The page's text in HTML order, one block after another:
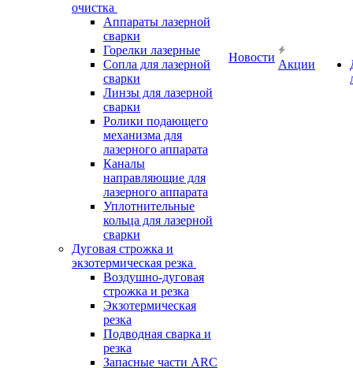
очистка
Аппараты лазерной
сварки
Горелки лазерные
Сопла для лазерной
сварки
Линзы для лазерной
сварки
Ролики подающего
механизма для
лазерного аппарата
Каналы
направляющие для
лазерного аппарата
Уплотнительные
кольца для лазерной
сварки
Дуговая строжка и
экзотермическая резка
Воздушно-дуговая
строжка и резка
Экзотермическая
резка
Подводная сварка и
резка
Запасные части ARC
Новости
Акции